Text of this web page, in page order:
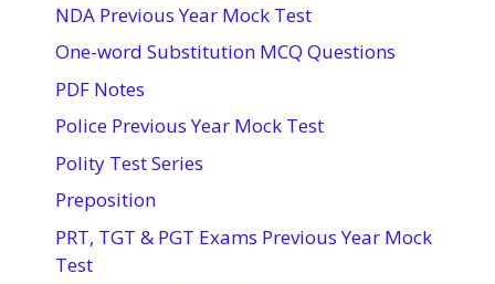
NDA Previous Year Mock Test
One-word Substitution MCQ Questions
PDF Notes
Police Previous Year Mock Test
Polity Test Series
Preposition
PRT, TGT & PGT Exams Previous Year Mock
Test